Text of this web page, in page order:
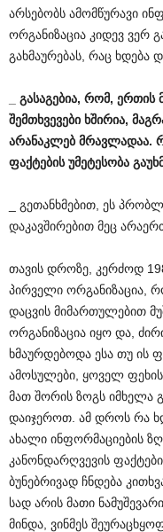
არსებობს ამომწურავი
ორგანიზაცია კიდევ ვერ
გახმაურებას, რაც ხდება
გასაგებია, რომ, ერთის
შემთხვევები ხშირია,
არანაკლებ მრავლადაა.
ფაქტების უმეტესობა
_ გეთანხმებით, ეს
დაკავშირებით მეც
თავის დროზე, კერძოდ
პირველი ორგანიზაცია,
დაცვის მიმართულებით
ორგანიზაცია იყო და,
ხმაურდებოდა ესა თუ ის
ამოსულები, ყოველ ფეხის
მათ შორის ზოგს იმხელა
დაიჯეროთ. ამ დროს რა
ახალი ინფორმაციების
კანონდარღვევის
ბუნებრივად ჩნდება
სად არის მათი
მინდა, ვინმეს